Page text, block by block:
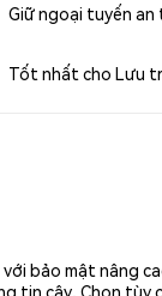
Giữ ngoại tuyến an
Tốt nhất cho Lưu
bảo mật
tin cậy. Chọn tùy